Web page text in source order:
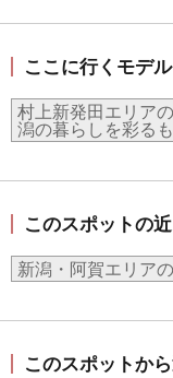
ここに行くモデ
村上新発田エリア
潟の暮らしを彩る
このスポットの
新潟・阿賀エリア
このスポットか